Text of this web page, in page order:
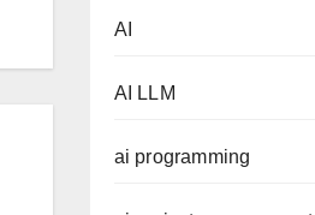
AI
AI LLM
ai programming